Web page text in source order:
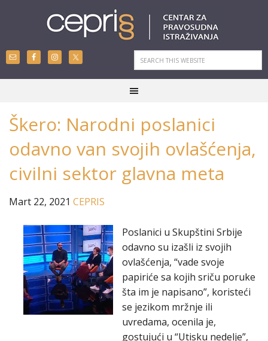
Škero: Narodni poslanici
odavno van svojih ovlašćenja,
civilni sektor glavna meta
Mart 22, 2021 CEPRIS
Poslanici u Skupštini Srbije
odavno su izašli iz svojih
ovlašćenja, “vade svoje
papiriće sa kojih sriču poruke
šta im je napisano”, koristeći
se jezikom mržnje ili
uvredama, ocenila je,
gostujući u “Utisku nedelje”,